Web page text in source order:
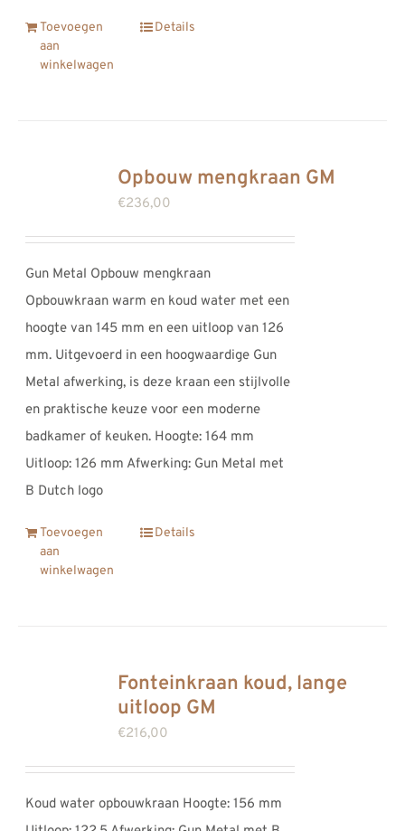
Toevoegen
aan
winkelwagen
Details
Opbouw mengkraan GM
€236,00
Gun Metal Opbouw mengkraan
Opbouwkraan warm en koud water met een
hoogte van 145 mm en een uitloop van 126
mm. Uitgevoerd in een hoogwaardige Gun
Metal afwerking, is deze kraan een stijlvolle
en praktische keuze voor een moderne
badkamer of keuken. Hoogte: 164 mm
Uitloop: 126 mm Afwerking: Gun Metal met
B Dutch logo
Toevoegen
aan
winkelwagen
Details
Fonteinkraan koud, lange
uitloop GM
€216,00
Koud water opbouwkraan Hoogte: 156 mm